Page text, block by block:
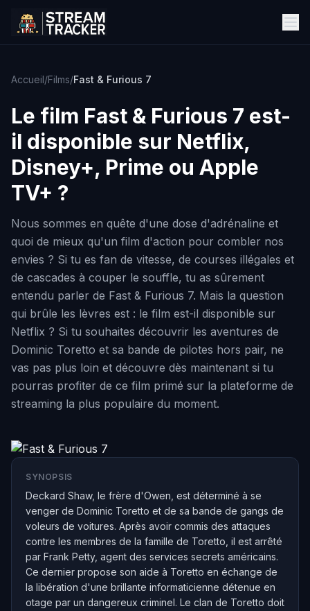
Accueil/Films/Fast & Furious 7
Le film Fast & Furious 7 est-
il disponible sur Netflix,
Disney+, Prime ou Apple
TV+ ?
Nous sommes en quête d'une dose d'adrénaline et
quoi de mieux qu'un film d'action pour combler nos
envies ? Si tu es fan de vitesse, de courses illégales et
de cascades à couper le souffle, tu as sûrement
entendu parler de Fast & Furious 7. Mais la question
qui brûle les lèvres est : le film est-il disponible sur
Netflix ? Si tu souhaites découvrir les aventures de
Dominic Toretto et sa bande de pilotes hors pair, ne
vas pas plus loin et découvre dès maintenant si tu
pourras profiter de ce film primé sur la plateforme de
streaming la plus populaire du moment.
SYNOPSIS
Deckard Shaw, le frère d'Owen, est déterminé à se
venger de Dominic Toretto et de sa bande de gangs de
voleurs de voitures. Après avoir commis des attaques
contre les membres de la famille de Toretto, il est arrêté
par Frank Petty, agent des services secrets américains.
Ce dernier propose son aide à Toretto en échange de
la libération d'une brillante informaticienne détenue en
otage par un dangereux criminel. Le clan de Toretto doit